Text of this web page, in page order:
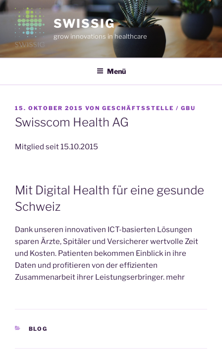
Zum
Inhalt
springen
SWISSIG
grow innovations in healthcare
Menü
VERÖFFENTLICHT
AM
15. OKTOBER 2015 VON GESCHÄFTSSTELLE / GBU
Swisscom Health AG
Mitglied seit 15.10.2015
Mit Digital Health für eine gesunde
Schweiz
Dank unseren innovativen ICT-basierten Lösungen
sparen Ärzte, Spitäler und Versicherer wertvolle Zeit
und Kosten. Patienten bekommen Einblick in ihre
Daten und profitieren von der effizienten
Zusammenarbeit ihrer Leistungserbringer. mehr
KATEGORIEN
BLOG